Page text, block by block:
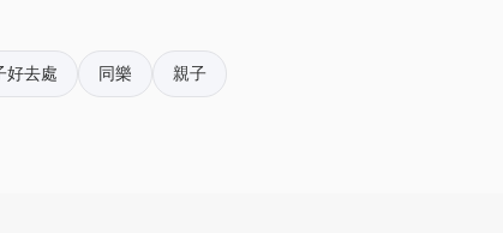
落拍下值得分享的精彩時刻,締造美好回憶。
願樹」。它由超過 19 萬顆 LED 燈及 5 萬個光影球組成,
璀璨光芒。
水活動，以100分扣減$1購買門票。玩完再賺，賺完再買
好去處 同樂 親子